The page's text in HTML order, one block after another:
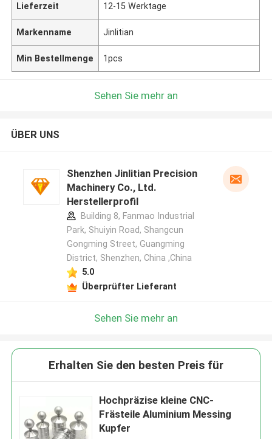
Lieferzeit 12-15 Werktage
Markenname Jinlitian
Min Bestellmenge 1pcs
Sehen Sie mehr an
ÜBER UNS
Shenzhen Jinlitian Precision
Machinery Co., Ltd.
Herstellerprofil
Building 8, Fanmao Industrial
Park, Shuiyin Road, Shangcun
Gongming Street, Guangming
District, Shenzhen, China ,China
5.0
Überprüfter Lieferant
Sehen Sie mehr an
Erhalten Sie den besten Preis für
Hochpräzise kleine CNC-
Frästeile Aluminium Messing
Kupfer